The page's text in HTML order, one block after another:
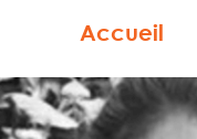
Accueil